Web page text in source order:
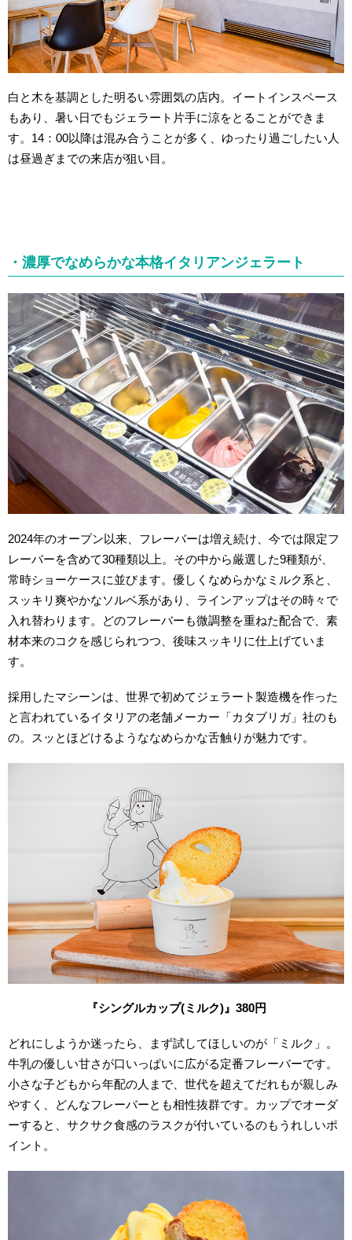
白と木を基調とした明るい雰囲気の店内。イートインスペース
もあり、暑い日でもジェラート片手に涼をとることができま
す。14：00以降は混み合うことが多く、ゆったり過ごしたい人
は昼過ぎまでの来店が狙い目。
・濃厚でなめらかな本格イタリアンジェラート
2024年のオープン以来、フレーバーは増え続け、今では限定フ
レーバーを含めて30種類以上。その中から厳選した9種類が、
常時ショーケースに並びます。優しくなめらかなミルク系と、
スッキリ爽やかなソルベ系があり、ラインアップはその時々で
入れ替わります。どのフレーバーも微調整を重ねた配合で、素
材本来のコクを感じられつつ、後味スッキリに仕上げていま
す。
採用したマシーンは、世界で初めてジェラート製造機を作った
と言われているイタリアの老舗メーカー「カタブリガ」社のも
の。スッとほどけるようななめらかな舌触りが魅力です。
『シングルカップ(ミルク)』380円
どれにしようか迷ったら、まず試してほしいのが「ミルク」。
牛乳の優しい甘さが口いっぱいに広がる定番フレーバーです。
小さな子どもから年配の人まで、世代を超えてだれもが親しみ
やすく、どんなフレーバーとも相性抜群です。カップでオーダ
ーすると、サクサク食感のラスクが付いているのもうれしいポ
イント。